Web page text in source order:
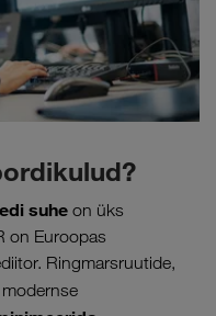
suhe on üks
on Euroopas
Ringmarsruutide,
modernse